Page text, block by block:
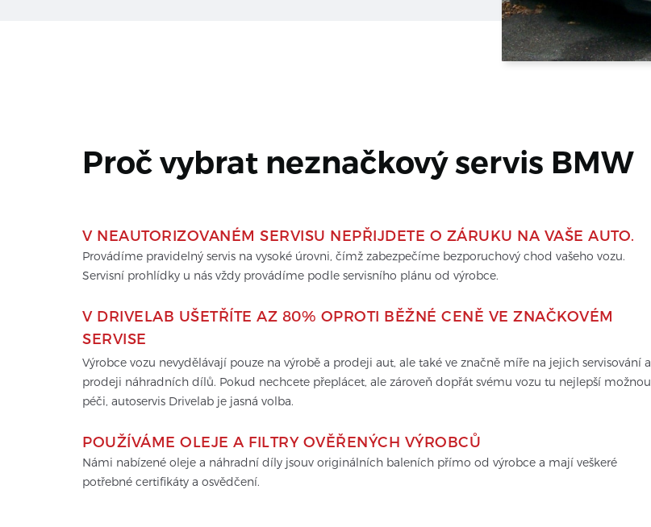
Proč vybrat neznačkový servis BMW
V NEAUTORIZOVANÉM SERVISU NEPŘIJDETE O ZÁRUKU NA VAŠE AUTO.
Provádíme pravidelný servis na vysoké úrovni, čímž zabezpečíme bezporuchový chod vašeho vozu.
Servisní prohlídky u nás vždy provádíme podle servisního plánu od výrobce.
V DRIVELAB UŠETŘÍTE AZ 80% OPROTI BĚŽNÉ CENĚ VE ZNAČKOVÉM
SERVISE
Výrobce vozu nevydělávají pouze na výrobě a prodeji aut, ale také ve značně míře na jejich servisování a
prodeji náhradních dílů. Pokud nechcete přeplácet, ale zároveň dopřát svému vozu tu nejlepší možnou
péči, autoservis Drivelab je jasná volba.
POUŽÍVÁME OLEJE A FILTRY OVĚŘENÝCH VÝROBCŮ
Námi nabízené oleje a náhradní díly jsouv originálních baleních přímo od výrobce a mají veškeré
potřebné certifikáty a osvědčení.